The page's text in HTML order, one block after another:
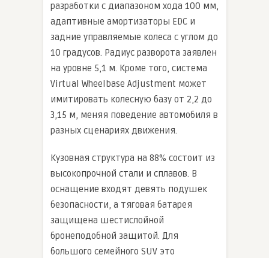
разработки с диапазоном хода 100 мм,
адаптивные амортизаторы EDC и
задние управляемые колеса с углом до
10 градусов. Радиус разворота заявлен
на уровне 5,1 м. Кроме того, система
Virtual Wheelbase Adjustment может
имитировать колесную базу от 2,2 до
3,15 м, меняя поведение автомобиля в
разных сценариях движения.
Кузовная структура на 88% состоит из
высокопрочной стали и сплавов. В
оснащение входят девять подушек
безопасности, а тяговая батарея
защищена шестислойной
бронеподобной защитой. Для
большого семейного SUV это